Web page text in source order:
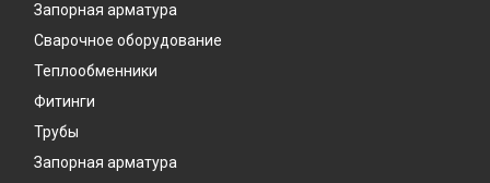
Запорная арматура
Сварочное оборудование
Теплообменники
Фитинги
Трубы
Запорная арматура